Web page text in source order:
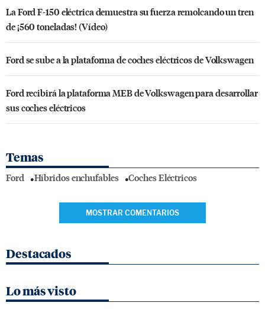
La Ford F-150 eléctrica demuestra su fuerza remolcando un tren
de ¡560 toneladas! (Vídeo)
Ford se sube a la plataforma de coches eléctricos de Volkswagen
Ford recibirá la plataforma MEB de Volkswagen para desarrollar
sus coches eléctricos
Temas
Ford Híbridos enchufables Coches Eléctricos
MOSTRAR COMENTARIOS
Destacados
Lo más visto